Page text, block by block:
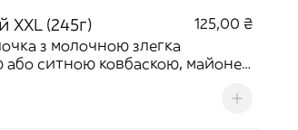
XXL (245г)
125,00 ₴
з молочною злегка
або ситною ковбаскою, майонез,